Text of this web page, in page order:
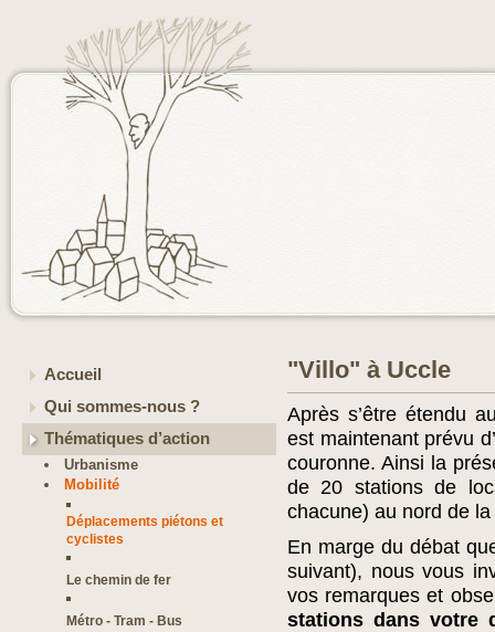
Accueil
Qui sommes-nous ?
Thématiques d’action
Urbanisme
Mobilité
Déplacements piétons et
cyclistes
Le chemin de fer
Métro - Tram - Bus
"Villo" à Uccle
Après s’être étendu
est maintenant prévu
couronne. Ainsi la
de 20 stations de
chacune) au nord de
En marge du débat
suivant), nous vous
vos remarques et
stations dans votre